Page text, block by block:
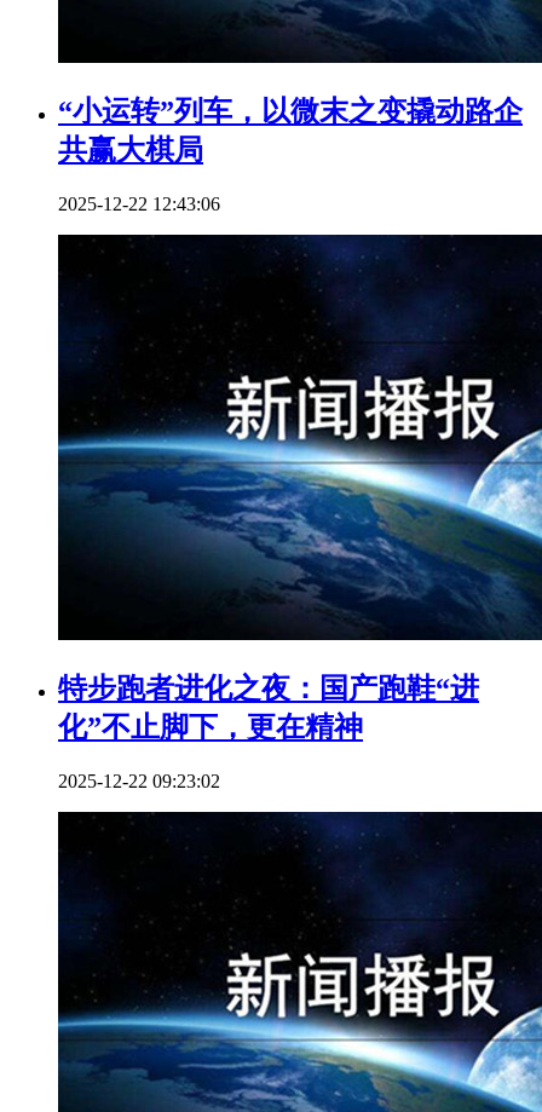
“小运转”列车，以微末之变撬动路企
共赢大棋局
2025-12-22 12:43:06
特步跑者进化之夜：国产跑鞋“进
化”不止脚下，更在精神
2025-12-22 09:23:02